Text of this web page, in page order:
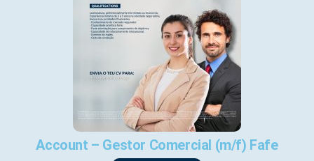
Account – Gestor Comercial (m/f) Fafe